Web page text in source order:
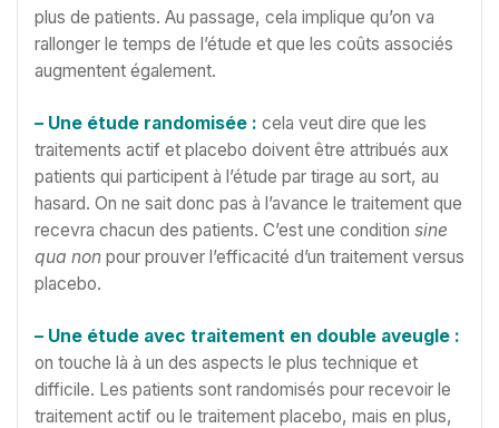
plus de patients. Au passage, cela implique qu’on va
rallonger le temps de l’étude et que les coûts associés
augmentent également.
– Une étude randomisée : cela veut dire que les
traitements actif et placebo doivent être attribués aux
patients qui participent à l’étude par tirage au sort, au
hasard. On ne sait donc pas à l’avance le traitement que
recevra chacun des patients. C’est une condition sine
qua non pour prouver l’efficacité d’un traitement versus
placebo.
– Une étude avec traitement en double aveugle :
on touche là à un des aspects le plus technique et
difficile. Les patients sont randomisés pour recevoir le
traitement actif ou le traitement placebo, mais en plus,